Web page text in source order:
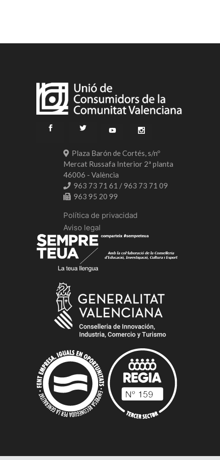
Plaza Barón de Cortés, s/nº
Mercat Russafa Interior 2ª planta
46006 - València
963 73 71 61 / 963 73 71 09
963 95 20 99
Política de privacidad
Aviso legal